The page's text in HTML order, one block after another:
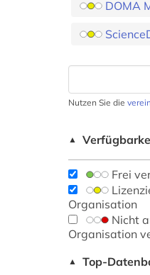
DOMA
Nutzen Sie die
▲
Frei
Organisation
Nicht
Organisation
▲ Top-